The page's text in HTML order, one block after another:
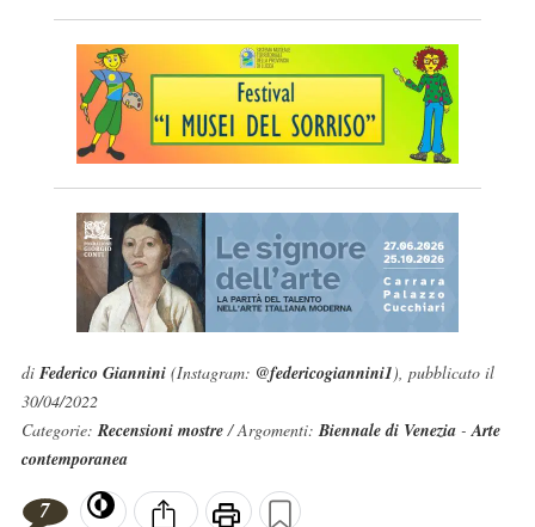
di Federico Giannini(Instagram: @federicogiannini1), pubblicato il
30/04/2022
Categorie:Recensioni mostre/ Argomenti:Biennale di Venezia-Arte
contemporanea
7